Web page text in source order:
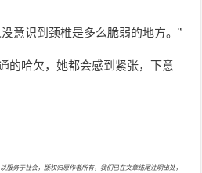
意识到颈椎是多么脆弱的地方。”
的哈欠，她都会感到紧张，下意
服务于社会，版权归原作者所有，我们已在文章结尾注明出处，